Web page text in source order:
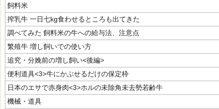
飼料米
搾乳牛 一日七kg食わせるところも出てきた
調べてみた 飼料米の牛への給与法、注意点
繁殖牛 増し飼いでの使い方
追究・分娩前の増し飼い<後編>
便利道具<3>牛にかぶせるだけの保定枠
日本のエサで赤身肉<3>ホルの未除角未去勢若齢牛
機械・道具